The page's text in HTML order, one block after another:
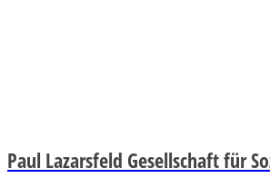
Paul Lazarsfeld Gesellschaft für